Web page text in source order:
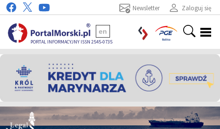
Zaloguj się
Newsletter
PORTAL INFORMACYJNY ISSN 2545-0735
en